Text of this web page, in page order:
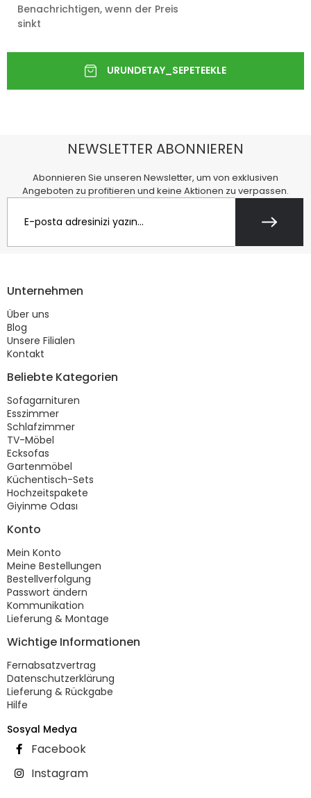
Benachrichtigen, wenn der Preis
sinkt
NEWSLETTER ABONNIEREN
Abonnieren Sie unseren Newsletter, um von exklusiven
Angeboten zu profitieren und keine Aktionen zu verpassen.
Unternehmen
Über uns
Blog
Unsere Filialen
Kontakt
Beliebte Kategorien
Sofagarnituren
Esszimmer
Schlafzimmer
TV-Möbel
Ecksofas
Gartenmöbel
Küchentisch-Sets
Hochzeitspakete
Giyinme Odası
Konto
Mein Konto
Meine Bestellungen
Bestellverfolgung
Passwort ändern
Kommunikation
Lieferung & Montage
Wichtige Informationen
Fernabsatzvertrag
Datenschutzerklärung
Lieferung & Rückgabe
Hilfe
Sosyal Medya
Facebook
Instagram